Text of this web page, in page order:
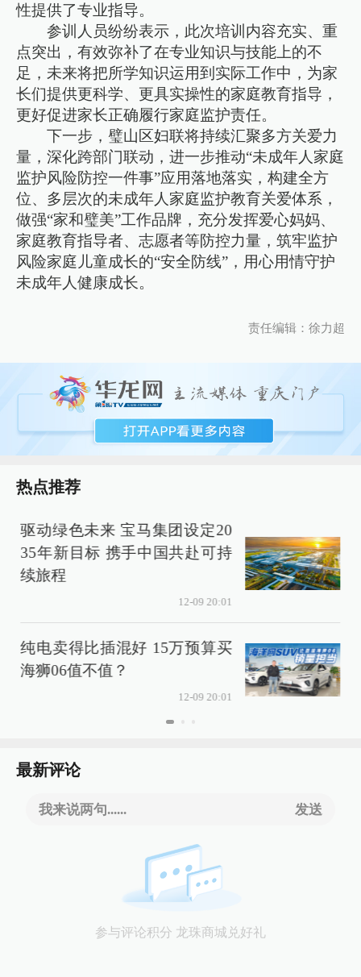
性提供了专业指导。
参训人员纷纷表示，此次培训内容充实、重
点突出，有效弥补了在专业知识与技能上的不
足，未来将把所学知识运用到实际工作中，为家
长们提供更科学、更具实操性的家庭教育指导，
更好促进家长正确履行家庭监护责任。
下一步，璧山区妇联将持续汇聚多方关爱力
量，深化跨部门联动，进一步推动“未成年人家庭
监护风险防控一件事”应用落地落实，构建全方
位、多层次的未成年人家庭监护教育关爱体系，
做强“家和璧美”工作品牌，充分发挥爱心妈妈、
家庭教育指导者、志愿者等防控力量，筑牢监护
风险家庭儿童成长的“安全防线”，用心用情守护
未成年人健康成长。
责任编辑：徐力超
热点推荐
驱动绿色未来 宝马集团设定20
35年新目标 携手中国共赴可持
续旅程
12-09 20:01
纯电卖得比插混好 15万预算买
海狮06值不值？
12-09 20:01
最新评论
我来说两句...... 发送
参与评论积分 龙珠商城兑好礼